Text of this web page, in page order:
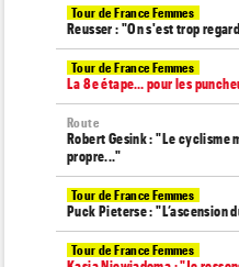
Tour de France Femmes
Reusser : "On s'est trop
Tour de France Femmes
La 8e étape… pour les
Route
Robert Gesink : "Le cyclisme
propre..."
Tour de France Femmes
Puck Pieterse : "L’ascension
Tour de France Femmes